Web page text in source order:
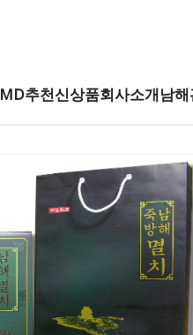
MD추천신상품회사소개남